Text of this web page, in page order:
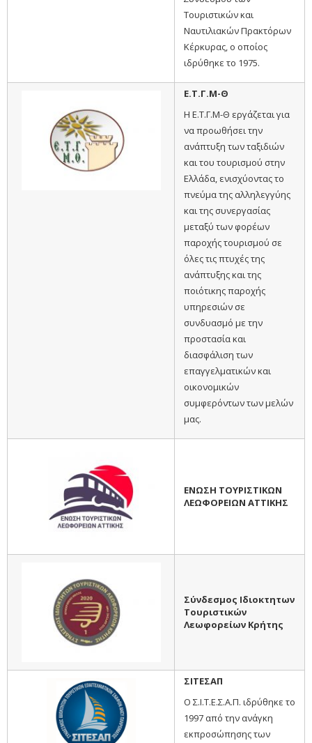
Τουριστικών και
Ναυτιλιακών Πρακτόρων
Κέρκυρας, ο οποίος
ιδρύθηκε το 1975.
Ε.Τ.Γ.Μ-Θ
Η Ε.Τ.Γ.Μ-Θ εργάζεται για
να προωθήσει την
ανάπτυξη των ταξιδιών
και του τουρισμού στην
Ελλάδα, ενισχύοντας το
πνεύμα της αλληλεγγύης
και της συνεργασίας
μεταξύ των φορέων
παροχής τουρισμού σε
όλες τις πτυχές της
ανάπτυξης και της
ποιότικης παροχής
υπηρεσιών σε
συνδυασμό με την
προστασία και
διασφάλιση των
επαγγελματικών και
οικονομικών
συμφερόντων των μελών
μας.
ΕΝΩΣΗ ΤΟΥΡΙΣΤΙΚΩΝ
ΛΕΩΦΟΡΕΙΩΝ ΑΤΤΙΚΗΣ
Σύνδεσμος Ιδιοκτητων
Τουριστικών
Λεωφορείων Κρήτης
ΣΙΤΕΣΑΠ
Ο Σ.Ι.Τ.Ε.Σ.Α.Π. ιδρύθηκε το
1997 από την ανάγκη
εκπροσώπησης των